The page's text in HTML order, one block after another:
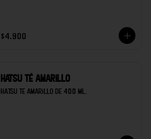
$4.900
Hatsu té amarillo
Hatsu te amarillo de 400 ml.